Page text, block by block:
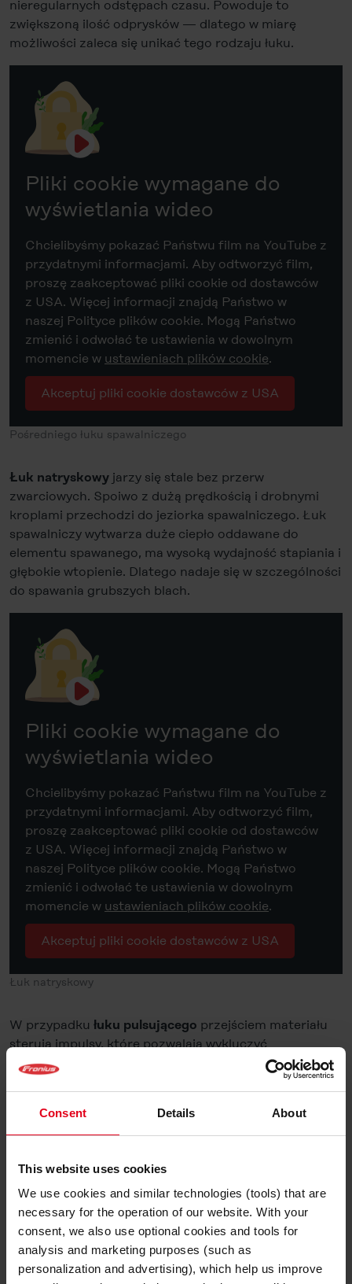
Consent Details About
This website uses cookies
We use cookies and similar technologies (tools) that are
necessary for the operation of our website. With your
consent, we also use optional cookies and tools for
analysis and marketing purposes (such as
personalization and advertising), which help us improve
nieregularnych odstępach czasu. Powoduje to
zwiększoną ilość odprysków — dlatego w miarę
możliwości zaleca się unikać tego rodzaju łuku.
Pliki cookie wymagane do
wyświetlania wideo
Chcielibyśmy pokazać Państwu film na YouTube z
przydatnymi informacjami. Aby odtworzyć film,
proszę zaakceptować pliki cookie od dostawców
z USA. Więcej informacji znajdą Państwo w
naszej Polityce plików cookie. Mogą Państwo
zmienić i odwołać te ustawienia w dowolnym
momencie w ustawieniach plików cookie.
Akceptuj pliki cookie dostawców z USA
Pośredniego łuku spawalniczego
Łuk natryskowy jarzy się stale bez przerw
zwarciowych. Spoiwo z dużą prędkością i drobnymi
kroplami przechodzi do jeziorka spawalniczego. Łuk
spawalniczy wytwarza duże ciepło oddawane do
elementu spawanego, ma wysoką wydajność stapiania i
głębokie wtopienie. Dlatego nadaje się w szczególności
do spawania grubszych blach.
Pliki cookie wymagane do
wyświetlania wideo
Chcielibyśmy pokazać Państwu film na YouTube z
przydatnymi informacjami. Aby odtworzyć film,
proszę zaakceptować pliki cookie od dostawców
z USA. Więcej informacji znajdą Państwo w
naszej Polityce plików cookie. Mogą Państwo
zmienić i odwołać te ustawienia w dowolnym
momencie w ustawieniach plików cookie.
Akceptuj pliki cookie dostawców z USA
Łuk natryskowy
W przypadku łuku pulsującego przejściem materiału
sterują impulsy, które pozwalają wykluczyć
niepożądane zwarcia. Rezultatem jest wyjątkowo
małoodpryskowy łuk pulsujący do uniwersalnego
rodzajów materiałów o różnych grubościach z
zachowaniem wysokiej jakości.
Pliki cookie wymagane do